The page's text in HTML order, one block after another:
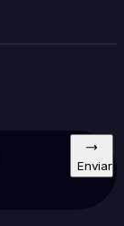
Enviar